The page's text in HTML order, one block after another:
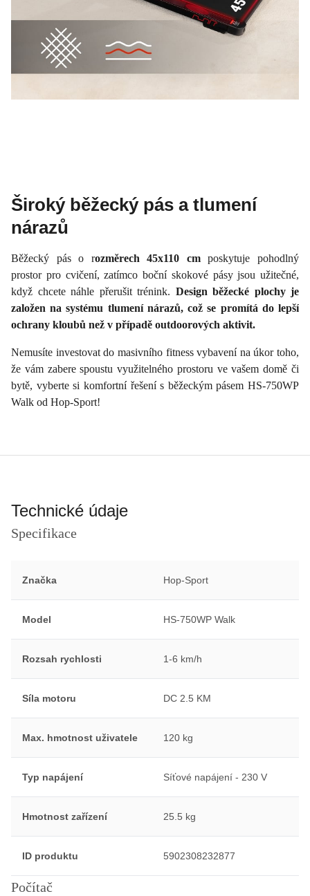
Široký běžecký pás a tlumení
nárazů
Běžecký pás o rozměrech 45x110 cmposkytuje pohodlný
prostor pro cvičení, zatímco boční skokové pásy jsou užitečné,
když chcete náhle přerušit trénink. Design běžecké plochy je
založen na systému tlumení nárazů, což se promítá do lepší
ochrany kloubů než v případě outdoorových aktivit.
Nemusíte investovat do masivního fitness vybavení na úkor toho,
že vám zabere spoustu využitelného prostoru ve vašem domě či
bytě, vyberte si komfortní řešení s běžeckým pásem HS-750WP
Walk od Hop-Sport!
Technické údaje
Specifikace
Značka Hop-Sport
Model HS-750WP Walk
Rozsah rychlosti 1-6 km/h
Síla motoru DC 2.5 KM
Max. hmotnost uživatele 120 kg
Typ napájení Síťové napájení - 230 V
Hmotnost zařízení 25.5 kg
ID produktu 5902308232877
Počítač